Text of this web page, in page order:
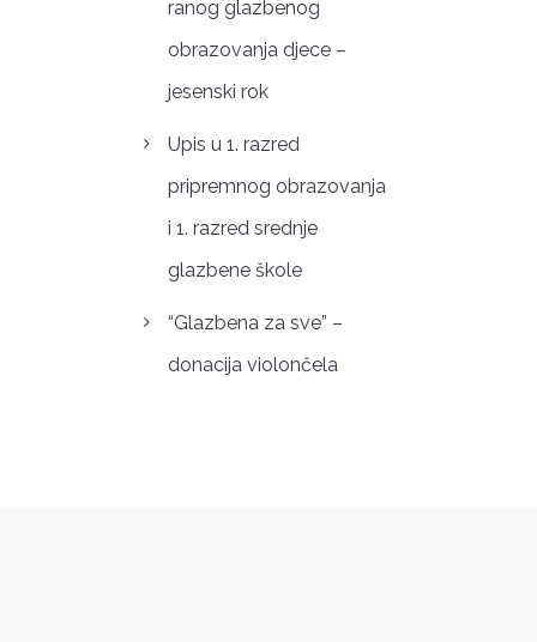
ranog glazbenog
obrazovanja djece –
jesenski rok
Upis u 1. razred
pripremnog obrazovanja
i 1. razred srednje
glazbene škole
“Glazbena za sve” –
donacija violončela